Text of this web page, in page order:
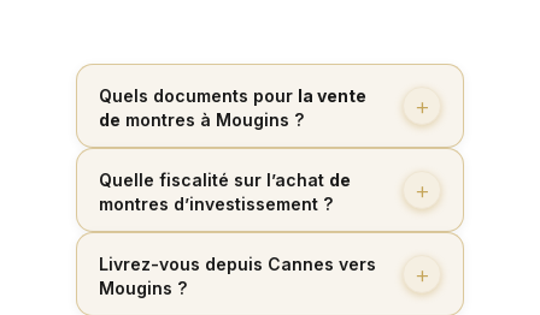
Quels documents pour la vente
de montres à Mougins ?
Quelle fiscalité sur l’achat de
montres d’investissement ?
Livrez-vous depuis Cannes vers
Mougins ?